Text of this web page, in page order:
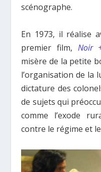
scénographe.
En 1973, il réalise
premier film, Noir
misère de la petite
l’organisation de la
dictature des
de sujets qui
comme l’exode
contre le régime et